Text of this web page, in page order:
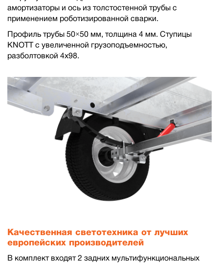
амортизаторы и ось из толстостенной трубы с
применением роботизированной сварки.
Профиль трубы 50×50 мм, толщина 4 мм. Ступицы
KNOTT с увеличенной грузоподъемностью,
разболтовкой 4х98.
Качественная светотехника от лучших
европейских производителей
В комплект входят 2 задних мультифункциональных